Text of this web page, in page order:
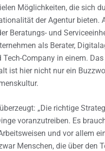
Möglichkeiten, die sich
der Agentur bieten.
Beratungs- und
als Berater,
Company in einem. Das
ist hier nicht nur ein
„Die richtige
voranzutreiben. Es
und vor allem
Menschen, die über den